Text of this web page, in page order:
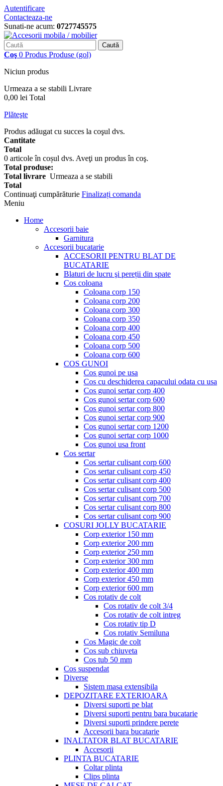
Autentificare
Contacteaza-ne
Sunati-ne acum: 0727745575
Caută
Coş 0 Produs Produse (gol)
Niciun produs
Urmeaza a se stabili Livrare
0,00 lei Total
Plăteşte
Produs adăugat cu succes la coşul dvs.
Cantitate
Total
0 articole în coșul dvs. Aveţi un produs în coş.
Total produse:
Total livrare Urmeaza a se stabili
Total
Continuaţi cumpărăturie Finalizați comanda
Meniu
Home
Accesorii baie
Garnitura
Accesorii bucatarie
ACCESORII PENTRU BLAT DE
BUCATARIE
Blaturi de lucru şi pereții din spate
Cos coloana
Coloana corp 150
Coloana corp 200
Coloana corp 300
Coloana corp 350
Coloana corp 400
Coloana corp 450
Coloana corp 500
Coloana corp 600
COS GUNOI
Cos gunoi pe usa
Cos cu deschiderea capacului odata cu usa
Cos gunoi sertar corp 400
Cos gunoi sertar corp 600
Cos gunoi sertar corp 800
Cos gunoi sertar corp 900
Cos gunoi sertar corp 1200
Cos gunoi sertar corp 1000
Cos gunoi usa front
Cos sertar
Cos sertar culisant corp 600
Cos sertar culisant corp 450
Cos sertar culisant corp 400
Cos sertar culisant corp 500
Cos sertar culisant corp 700
Cos sertar culisant corp 800
Cos sertar culisant corp 900
COSURI JOLLY BUCATARIE
Corp exterior 150 mm
Corp exterior 200 mm
Corp exterior 250 mm
Corp exterior 300 mm
Corp exterior 400 mm
Corp exterior 450 mm
Corp exterior 600 mm
Cos rotativ de colt
Cos rotativ de colt 3/4
Cos rotativ de colt intreg
Cos rotativ tip D
Cos rotativ Semiluna
Cos Magic de colt
Cos sub chiuveta
Cos tub 50 mm
Cos suspendat
Diverse
Sistem masa extensibila
DEPOZITARE EXTERIOARA
Diversi suporti pe blat
Diversi suporti pentru bara bucatarie
Diversi suporti prindere perete
Accesorii bara bucatarie
INALTATOR BLAT BUCATARIE
Accesorii
PLINTA BUCATARIE
Coltar plinta
Clips plinta